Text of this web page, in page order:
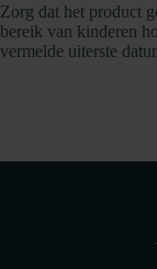
Zorg dat het product
bereik van kinderen
vermelde uiterste